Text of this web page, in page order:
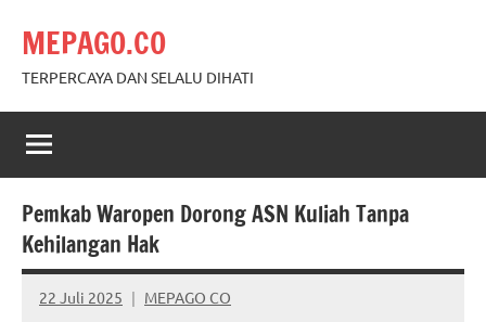
content
MEPAGO.CO
TERPERCAYA DAN SELALU DIHATI
Pemkab Waropen Dorong ASN Kuliah Tanpa
Kehilangan Hak
22 Juli 2025 MEPAGO CO
No